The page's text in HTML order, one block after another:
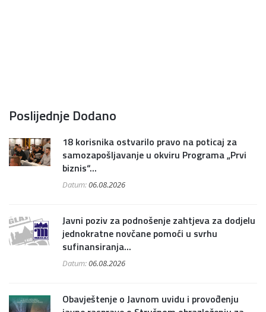
Poslijednje Dodano
18 korisnika ostvarilo pravo na poticaj za
samozapošljavanje u okviru Programa „Prvi
biznis“...
Datum:06.08.2026
Javni poziv za podnošenje zahtjeva za dodjelu
jednokratne novčane pomoći u svrhu
sufinansiranja...
Datum:06.08.2026
Obavještenje o Javnom uvidu i provođenju